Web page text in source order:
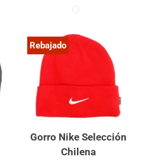
Rebajado
Gorro Nike Selección
Chilena